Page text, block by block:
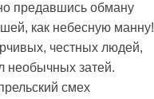
предавшись обману
как небесную манну!
честных людей,
необычных затей.
смех